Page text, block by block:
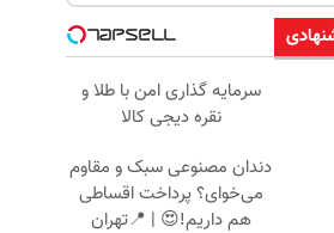
سرمایه گذاری امن با طلا و
نقره دیجی کالا
دندان مصنوعی سبک و مقاوم
می‌خوای؟ پرداخت اقساطی
هم داریم!😍 | 📍تهران